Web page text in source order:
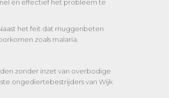
en effectief het probleem te
het feit dat muggenbeten
zoals malaria.
zonder inzet van overbodige
ongediertebestrijders van Wijk